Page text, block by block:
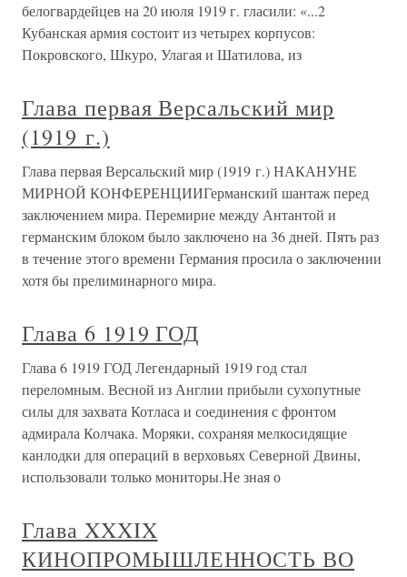
белогвардейцев на 20 июля 1919 г. гласили: «...2
Кубанская армия состоит из четырех корпусов:
Покровского, Шкуро, Улагая и Шатилова, из
Глава первая Версальский мир
(1919 г.)
Глава первая Версальский мир (1919 г.) НАКАНУНЕ
МИРНОЙ КОНФЕРЕНЦИИГерманский шантаж перед
заключением мира. Перемирие между Антантой и
германским блоком было заключено на 36 дней. Пять раз
в течение этого времени Германия просила о заключении
хотя бы прелиминарного мира.
Глава 6 1919 ГОД
Глава 6 1919 ГОД Легендарный 1919 год стал
переломным. Весной из Англии прибыли сухопутные
силы для захвата Котласа и соединения с фронтом
адмирала Колчака. Моряки, сохраняя мелкосидящие
канлодки для операций в верховьях Северной Двины,
использовали только мониторы.Не зная о
Глава XXXIX
КИНОПРОМЫШЛЕННОСТЬ ВО